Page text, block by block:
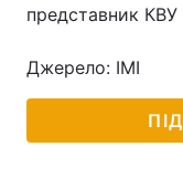
представник
Джерело: ІМІ